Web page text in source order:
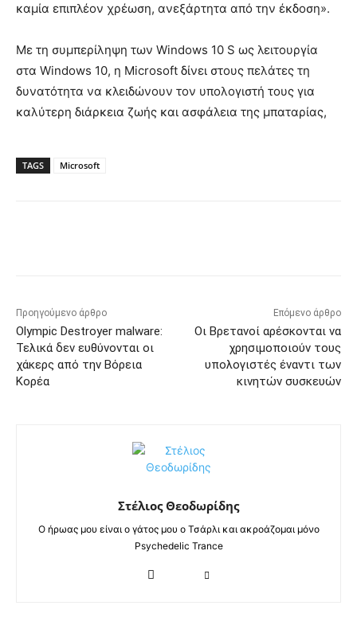
καμία επιπλέον χρέωση, ανεξάρτητα από την έκδοση».
Με τη συμπερίληψη των Windows 10 S ως λειτουργία
στα Windows 10, η Microsoft δίνει στους πελάτες τη
δυνατότητα να κλειδώνουν τον υπολογιστή τους για
καλύτερη διάρκεια ζωής και ασφάλεια της μπαταρίας,
TAGS Microsoft
Προηγούμενο άρθρο
Olympic Destroyer malware:
Τελικά δεν ευθύνονται οι
χάκερς από την Βόρεια
Κορέα
Επόμενο άρθρο
Οι Βρετανοί αρέσκονται να
χρησιμοποιούν τους
υπολογιστές έναντι των
κινητών συσκευών
Στέλιος Θεοδωρίδης
Ο ήρωας μου είναι ο γάτος μου ο Τσάρλι και ακροάζομαι μόνο
Psychedelic Trance